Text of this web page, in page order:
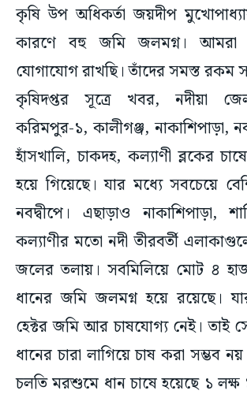
কৃষি উপ অধিকর্তা জয়দীপ
কারণে বহু জমি জলমগ্ন। আমরা
যোগাযোগ রাখছি। তাঁদের সমস্ত রকম
কৃষিদপ্তর সূত্রে খবর, নদীয়া
করিমপুর-১, কালীগঞ্জ, নাকাশিপাড়া,
হাঁসখালি, চাকদহ, কল্যাণী ব্লকের
হয়ে গিয়েছে। যার মধ্যে সবচেয়ে
নবদ্বীপে। এছাড়াও নাকাশিপাড়া,
কল্যাণীর মতো নদী তীরবর্তী
জলের তলায়। সবমিলিয়ে মোট ৪
ধানের জমি জলমগ্ন হয়ে রয়েছে।‌
হেক্টর জমি আর চাষযোগ্য নেই। তাই
ধানের চারা লাগিয়ে চাষ করা সম্ভব
চলতি মরশুমে ধান চাষে হয়েছে ১